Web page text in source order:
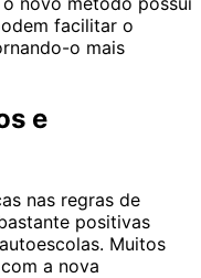
facilitar o
o mais
e
nas regras de
positivas
Muitos
a nova